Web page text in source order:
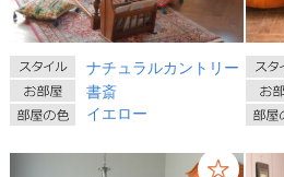
ナチュラルカントリー
書斎
イエロー